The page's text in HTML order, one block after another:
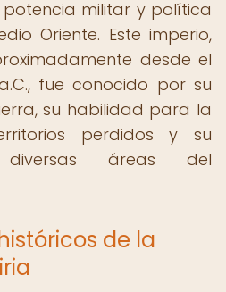
militar y política
Oriente. Este imperio,
desde el
fue conocido por su
su habilidad para la
perdidos y su
áreas del
de la